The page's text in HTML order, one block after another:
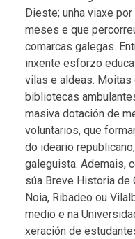
Dieste; unha viaxe
meses e que
comarcas galegas.
inxente esforzo
vilas e aldeas.
bibliotecas
masiva dotación de
voluntarios, que
do ideario
galeguista. Ademais,
súa Breve Historia de
Noia, Ribadeo ou
medio e na
xeración de